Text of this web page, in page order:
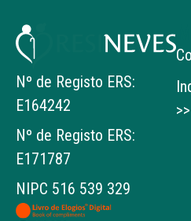
Nº de Registo ERS:
E164242
Nº de Registo ERS:
E171787
NIPC 516 539 329
>>